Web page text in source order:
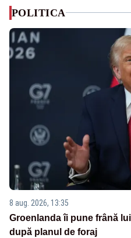
POLITICA
8 aug. 2026, 13:35
Groenlanda îi pune frână
după planul de foraj